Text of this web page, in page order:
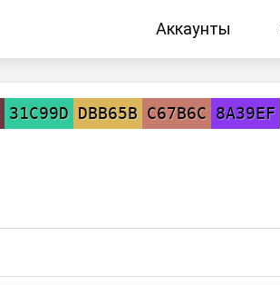
Аккаунты
31C99D DBB65B C67B6C 8A39EF